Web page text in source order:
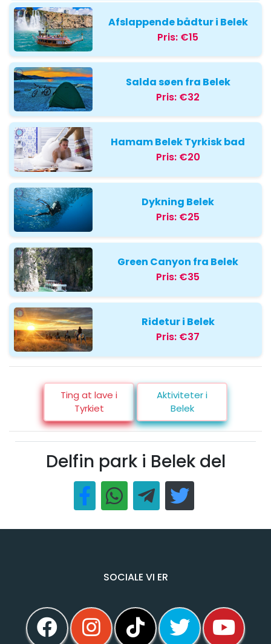
Afslappende bådtur i Belek
Pris: €15
Salda søen fra Belek
Pris: €32
Hamam Belek Tyrkisk bad
Pris: €20
Dykning Belek
Pris: €25
Green Canyon fra Belek
Pris: €35
Ridetur i Belek
Pris: €37
Ting at lave i
Tyrkiet
Aktiviteter i
Belek
Delfin park i Belek del
SOCIALE VI ER